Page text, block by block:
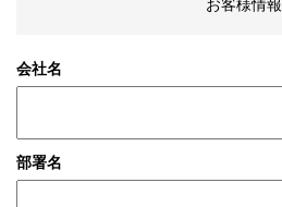
お客様情報
会社名
部署名